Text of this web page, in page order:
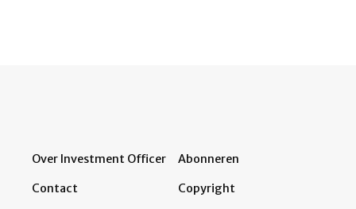
Over Investment Officer
Contact
Abonneren
Copyright